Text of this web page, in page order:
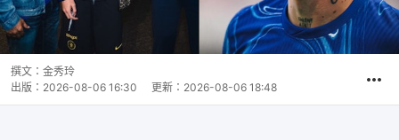
撰文： 金秀玲
出版： 2026-08-06 16:30 更新： 2026-08-06 18:48